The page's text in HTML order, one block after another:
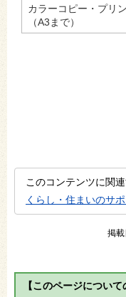
カラーコピー・プリ
（A3まで）
このコンテンツに関
くらし・住まいのサ
掲
【このページについて